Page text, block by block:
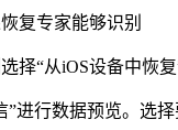
择“从iOS设备中恢
进行数据预览。选